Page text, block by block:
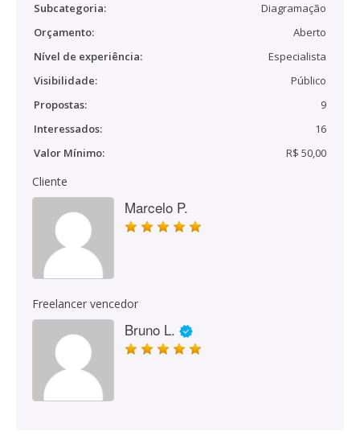
Subcategoria:
Diagramação
Orçamento:
Aberto
Nível de experiência:
Especialista
Visibilidade:
Público
Propostas:
9
Interessados:
16
Valor Mínimo:
R$ 50,00
Cliente
Marcelo P.
Freelancer vencedor
Bruno L.